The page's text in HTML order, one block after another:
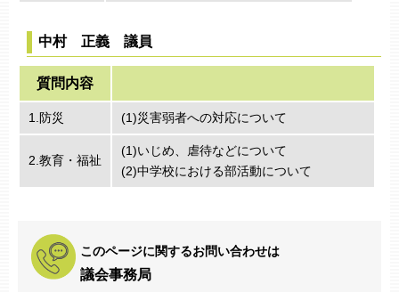
中村 正義 議員
質問内容
1.防災 (1)災害弱者への対応について
2.教育・福祉
(1)いじめ、虐待などについて
(2)中学校における部活動について
このページに関するお問い合わせは
議会事務局